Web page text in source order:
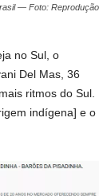
— Foto: Reprodução
no Sul, o
Del Mas, 36
ritmos do Sul.
indígena] e o